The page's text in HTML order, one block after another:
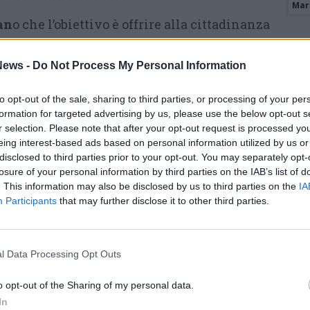
- Do Not Process My Personal Information
opt-out of the sale, sharing to third parties, or processing of your
for targeted advertising by us, please use the below opt-out
selection. Please note that after your opt-out request is processed
interest-based ads based on personal information utilized by us
to third parties prior to your opt-out. You may separately
of your personal information by third parties on the IAB’s list of
This information may also be disclosed by us to third parties on the
Participants that may further disclose it to other third parties.
Data Processing Opt Outs
opt-out of the Sharing of my personal data.
o che l’obiettivo è offrire alla cittadinanza
proposte e visioni dei candidati
«Metteremo al centro dell’azione
la coesione sociale e la tutela
il ruolo del welfare locale come
L’appuntamento è aperto alla
al mondo del lavoro e del
Castronno
diagosto